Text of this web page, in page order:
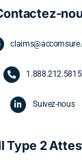
1.888.212.5815
Suivez-nous
Type 2